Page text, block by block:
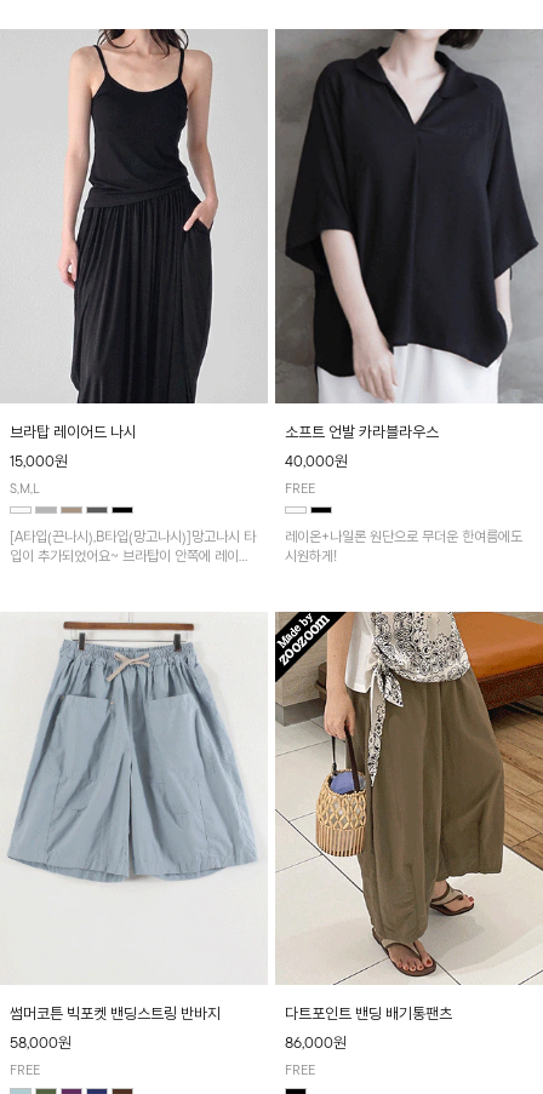
아이템으로 활용하기 좋아요~
브라탑 레이어드 나시
15,000원
S,M,L
[A타입(끈나시),B타입(망고나시)]망고나시 타
입이 추가되었어요~ 브라탑이 안쪽에 레이어
소프트 언발 카라블라우스
40,000원
FREE
레이온+나일론 원단으로 무더운 한여름에도
시원하게!
썸머코튼 빅포켓 밴딩스트링 반바지
58,000원
FREE
다트포인트 밴딩 배기통팬츠
86,000원
FREE